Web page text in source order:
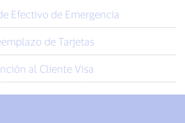
Efectivo de Emergencia
de Tarjetas
al Cliente Visa